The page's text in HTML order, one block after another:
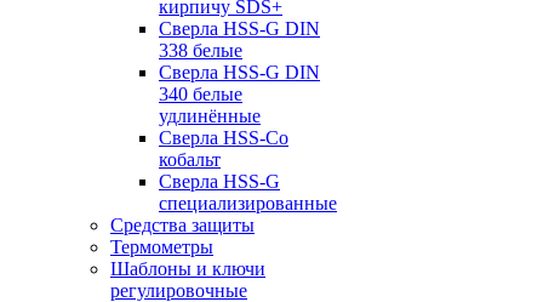
кирпичу SDS+
Сверла HSS-G DIN
338 белые
Сверла HSS-G DIN
340 белые
удлинённые
Сверла HSS-Co
кобальт
Сверла HSS-G
специализированные
Средства защиты
Термометры
Шаблоны и ключи
регулировочные